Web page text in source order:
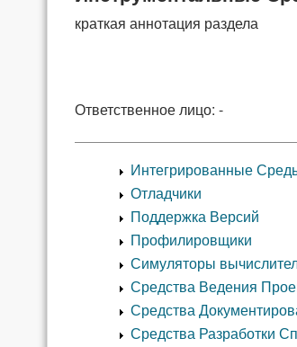
краткая аннотация раздела
Ответственное лицо: -
Интегрированные
Отладчики
Поддержка Версий
Профилировщики
Симуляторы
Средства Ведения
Средства
Средства Разработки